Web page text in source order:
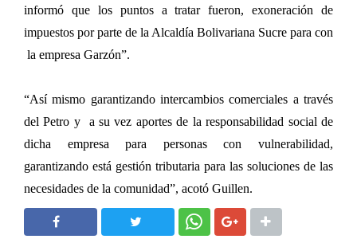
informó que los puntos a tratar fueron, exoneración de
impuestos por parte de la Alcaldía Bolivariana Sucre para con
la empresa Garzón”.
“Así mismo garantizando intercambios comerciales a través
del Petro y a su vez aportes de la responsabilidad social de
dicha empresa para personas con vulnerabilidad,
garantizando está gestión tributaria para las soluciones de las
necesidades de la comunidad”, acotó Guillen.